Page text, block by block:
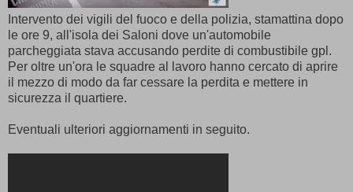
Intervento dei vigili del fuoco e della polizia, stamattina dopo
le ore 9, all'isola dei Saloni dove un'automobile
parcheggiata stava accusando perdite di combustibile gpl.
Per oltre un'ora le squadre al lavoro hanno cercato di aprire
il mezzo di modo da far cessare la perdita e mettere in
sicurezza il quartiere.
Eventuali ulteriori aggiornamenti in seguito.